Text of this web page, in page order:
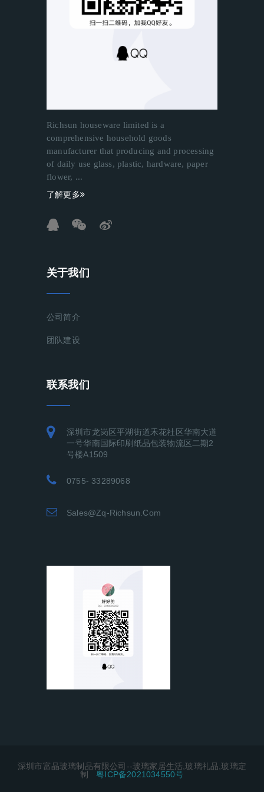
Richsun houseware limited is a
comprehensive household goods
manufacturer that producing and processing
of daily use glass, plastic, hardware, paper
flower, ...
了解更多
关于我们
公司简介
团队建设
联系我们
深圳市龙岗区平湖街道禾花社区华南大道
一号华南国际印刷纸品包装物流区二期2
号楼A1509
0755- 33289068
Sales@zq-Richsun.com
深圳市富晶玻璃制品有限公司--玻璃家居生活,玻璃礼品,玻璃定
制粤ICP备2021034550号